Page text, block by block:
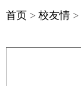
首页 > 校友情 >